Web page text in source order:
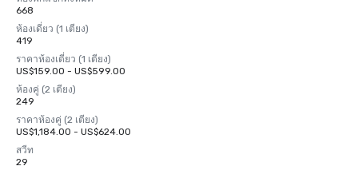
668
ห้องเดี่ยว (1 เตียง)
419
ราคาห้องเดี่ยว (1 เตียง)
US$159.00 - US$599.00
ห้องคู่ (2 เตียง)
249
ราคาห้องคู่ (2 เตียง)
US$1,184.00 - US$624.00
สวีท
29